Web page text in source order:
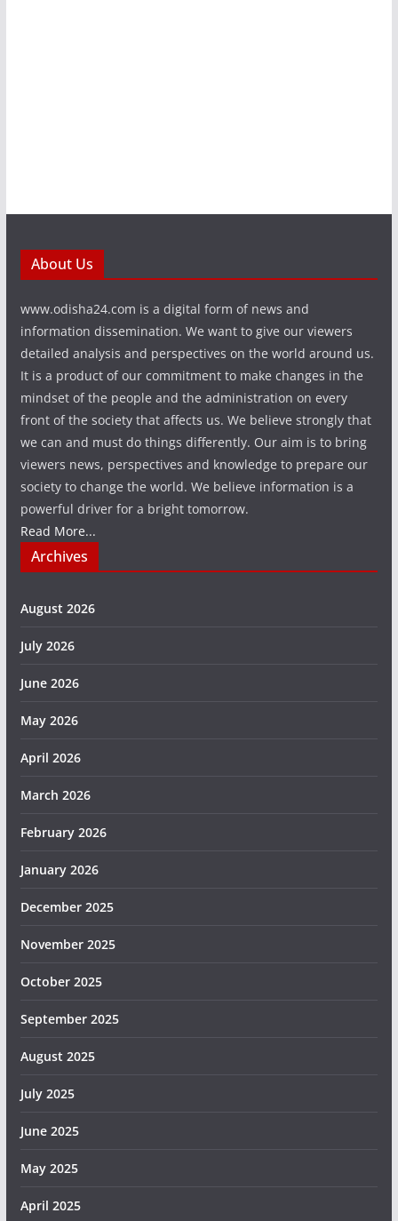
About Us
www.odisha24.com is a digital form of news and
information dissemination. We want to give our viewers
detailed analysis and perspectives on the world around us.
It is a product of our commitment to make changes in the
mindset of the people and the administration on every
front of the society that affects us. We believe strongly that
we can and must do things differently. Our aim is to bring
viewers news, perspectives and knowledge to prepare our
society to change the world. We believe information is a
powerful driver for a bright tomorrow.
Read More...
Archives
August 2026
July 2026
June 2026
May 2026
April 2026
March 2026
February 2026
January 2026
December 2025
November 2025
October 2025
September 2025
August 2025
July 2025
June 2025
May 2025
April 2025